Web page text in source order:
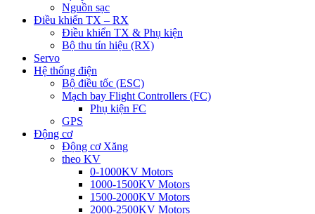
Nguồn sạc
Điều khiển TX – RX
Điều khiển TX & Phụ kiện
Bộ thu tín hiệu (RX)
Servo
Hệ thống điện
Bộ điều tốc (ESC)
Mạch bay Flight Controllers (FC)
Phụ kiện FC
GPS
Động cơ
Động cơ Xăng
theo KV
0-1000KV Motors
1000-1500KV Motors
1500-2000KV Motors
2000-2500KV Motors